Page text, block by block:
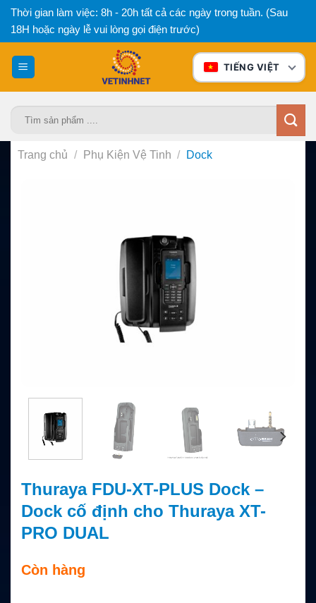
Bỏ
qua
nội
dung
Thời gian làm việc: 8h - 20h tất cả các ngày trong tuần. (Sau
18H hoặc ngày lễ vui lòng gọi điện trước)
TIẾNG VIỆT
Trang chủ / Phụ Kiện Vệ Tinh / Dock
Thuraya FDU-XT-PLUS Dock –
Dock cố định cho Thuraya XT-
PRO DUAL
Còn hàng